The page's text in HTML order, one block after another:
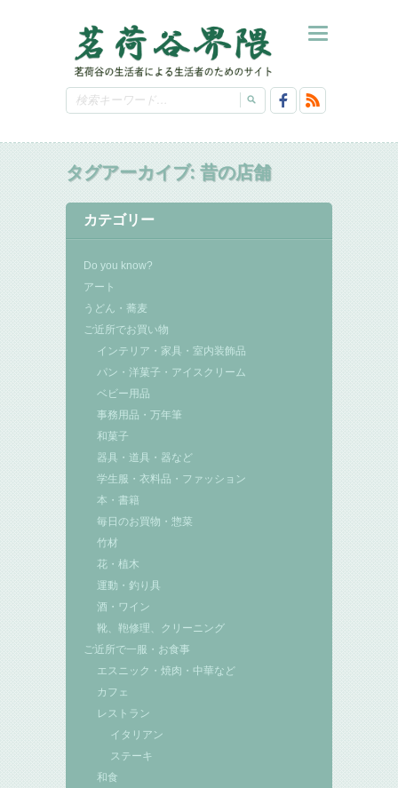
タグアーカイブ: 昔の店舗
カテゴリー
Do you know?
アート
うどん・蕎麦
ご近所でお買い物
インテリア・家具・室内装飾品
パン・洋菓子・アイスクリーム
ベビー用品
事務用品・万年筆
和菓子
器具・道具・器など
学生服・衣料品・ファッション
本・書籍
毎日のお買物・惣菜
竹材
花・植木
運動・釣り具
酒・ワイン
靴、鞄修理、クリーニング
ご近所で一服・お食事
エスニック・焼肉・中華など
カフェ
レストラン
イタリアン
ステーキ
和食